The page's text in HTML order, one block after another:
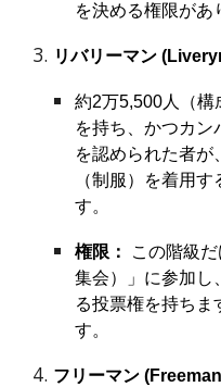
を決める権限があ
リバリーマン
約2万5,500人（構
を持ち、かつカン
を認められた者が
（制服）を着用
す。
権限：
この階級
集会）」に参加し
る投票権を持ちま
す。
フリーマン